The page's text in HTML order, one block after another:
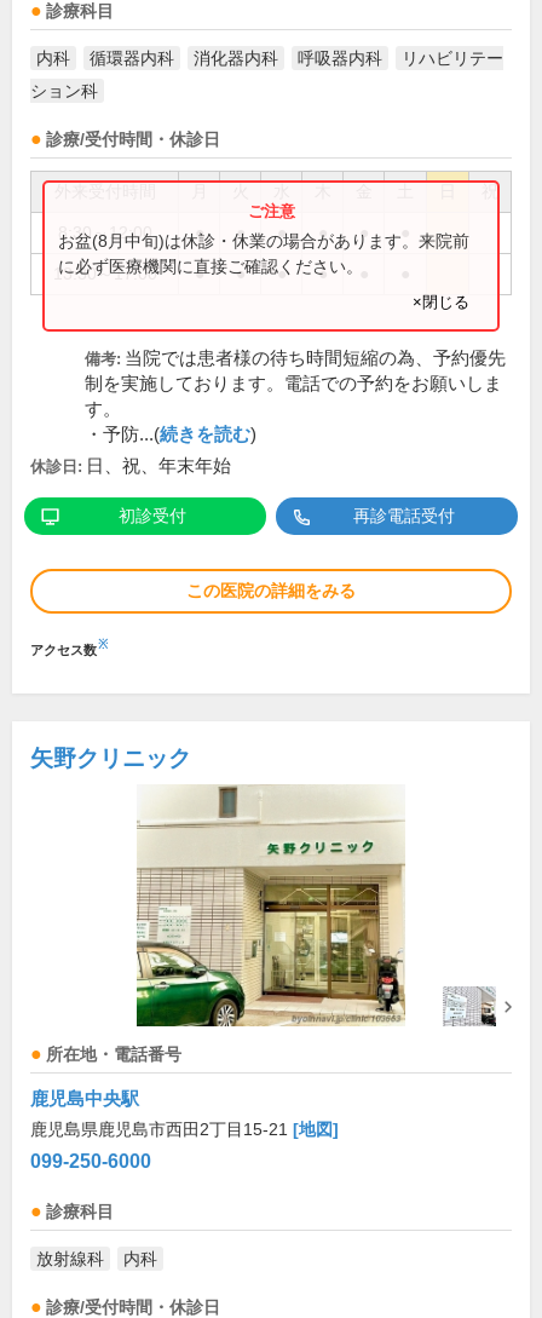
診療科目
内科 循環器内科 消化器内科 呼吸器内科
リハビリテー
ション科
診療/受付時間・休診日
祝
8:30～12:00 ● ● ● ● ●
13:30～17:00 ● ● ● ●
お盆(8月中旬)は休診・休業の場合があります。来院前
に必ず医療機関に直接ご確認ください。
×閉じる
備考: 当院では患者様の待ち時間短縮の為、予約優先
制を実施しております。電話での予約をお願いしま
す。
・予防...(続きを読む)
休診日: 日、祝、年末年始
初診受付 再診電話受付
この医院の詳細をみる
アクセス数※
矢野クリニック
所在地・電話番号
鹿児島中央駅
鹿児島県鹿児島市西田2丁目15-21 [地図]
099-250-6000
診療科目
放射線科 内科
診療/受付時間・休診日